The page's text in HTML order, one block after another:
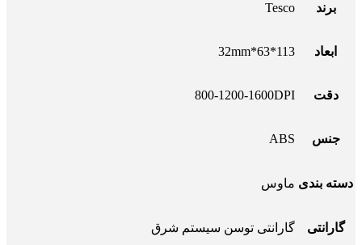
برند Tesco
ابعاد 113*63*32mm
دقت 800-1200-1600DPI
جنس ABS
دسته بندی ماوس
گارانتی گارانتی توسن سیستم شرق